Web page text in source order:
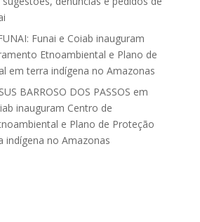
Funai e Coiab inauguram
Etnoambiental e Plano de
em terra indígena no Amazonas
BARROSO DOS PASSOS em
inauguram Centro de
e Plano de Proteção
indígena no Amazonas